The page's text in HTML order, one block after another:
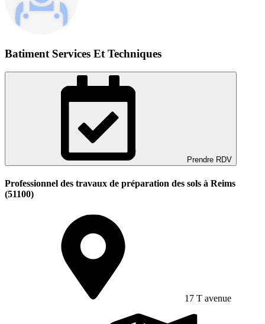
Batiment Services Et Techniques
Prendre RDV
Professionnel des travaux de préparation des sols à Reims
(51100)
17 T avenue